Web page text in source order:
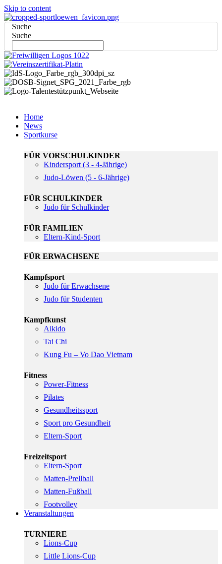
Skip to content
Suche
Suche
Home
News
Sportkurse
FÜR VORSCHULKINDER
Kindersport (3 - 4-Jährige)
Judo-Löwen (5 - 6-Jährige)
FÜR SCHULKINDER
Judo für Schulkinder
FÜR FAMILIEN
Eltern-Kind-Sport
FÜR ERWACHSENE
Kampfsport
Judo für Erwachsene
Judo für Studenten
Kampfkunst
Aikido
Tai Chi
Kung Fu – Vo Dao Vietnam
Fitness
Power-Fitness
Pilates
Gesundheitssport
Sport pro Gesundheit
Eltern-Sport
Freizeitsport
Eltern-Sport
Matten-Prellball
Matten-Fußball
Footvolley
Veranstaltungen
TURNIERE
Lions-Cup
Little Lions-Cup